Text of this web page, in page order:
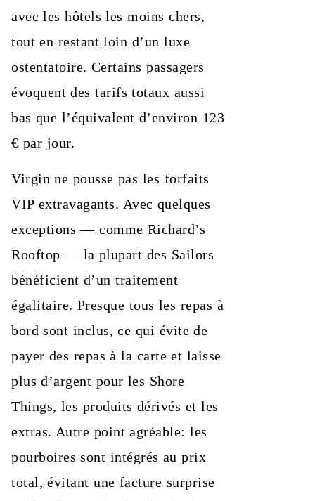
avec les hôtels les moins chers,
tout en restant loin d’un luxe
ostentatoire. Certains passagers
évoquent des tarifs totaux aussi
bas que l’équivalent d’environ 123
€ par jour.
Virgin ne pousse pas les forfaits
VIP extravagants. Avec quelques
exceptions — comme Richard’s
Rooftop — la plupart des Sailors
bénéficient d’un traitement
égalitaire. Presque tous les repas à
bord sont inclus, ce qui évite de
payer des repas à la carte et laisse
plus d’argent pour les Shore
Things, les produits dérivés et les
extras. Autre point agréable: les
pourboires sont intégrés au prix
total, évitant une facture surprise